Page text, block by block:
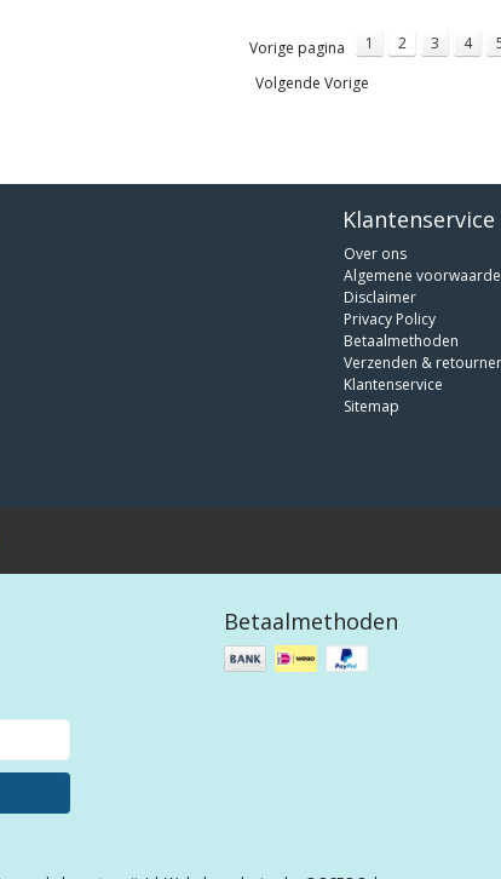
Vorige pagina 1 2 3 4
Volgende Vorige
Klantenservice
Over ons
Algemene
Disclaimer
Privacy Policy
Betaalmethoden
Verzenden &
Klantenservice
Sitemap
Betaalmethoden